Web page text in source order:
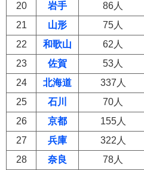
20 岩手 86人
21
山形 75人
22
和歌山 62人
23
佐賀 53人
24
北海道 337人
25
石川 70人
26
京都 155人
27
兵庫 322人
28
奈良 78人